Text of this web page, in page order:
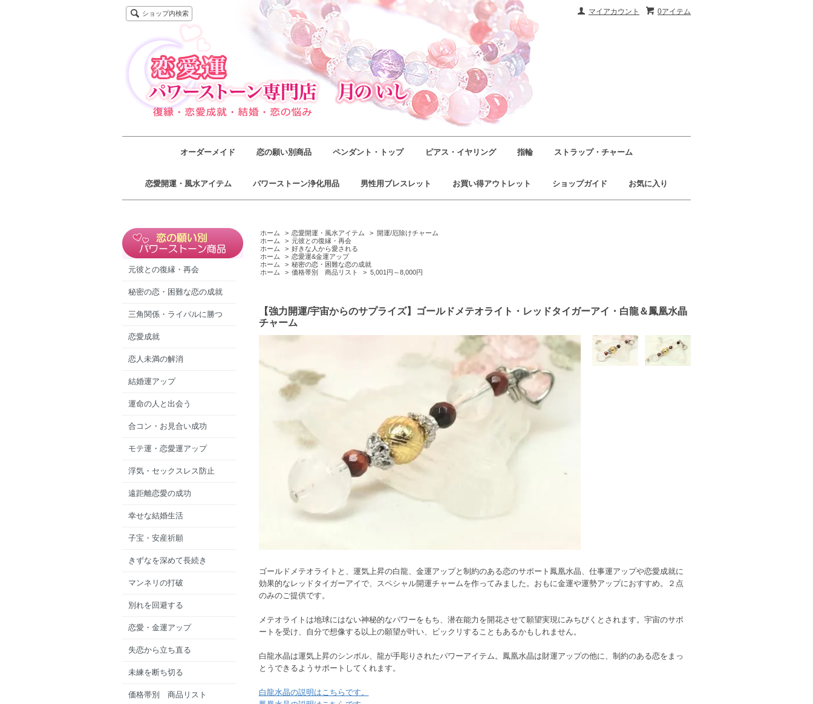
0アイテム
マイアカウント
ショップ内検索
オーダーメイド 恋の願い別商品 ペンダント・トップ ピアス・イヤリング 指輪 ストラップ・チャーム
恋愛開運・風水アイテム パワーストーン浄化用品 男性用ブレスレット お買い得アウトレット ショップガイド お気に入り
元彼との復縁・再会
秘密の恋・困難な恋の成就
三角関係・ライバルに勝つ
恋愛成就
恋人未満の解消
結婚運アップ
運命の人と出会う
合コン・お見合い成功
モテ運・恋愛運アップ
浮気・セックスレス防止
遠距離恋愛の成功
幸せな結婚生活
子宝・安産祈願
きずなを深めて長続き
マンネリの打破
別れを回避する
恋愛・金運アップ
失恋から立ち直る
未練を断ち切る
価格帯別 商品リスト
ホーム > 恋愛開運・風水アイテム > 開運/厄除けチャーム
ホーム
> 元彼との復縁・再会
ホーム
> 好きな人から愛される
ホーム
> 恋愛運&金運アップ
ホーム
> 秘密の恋・困難な恋の成就
ホーム
> 価格帯別 商品リスト > 5,001円～8,000円
【強力開運/宇宙からのサプライズ】ゴールドメテオライト・レッドタイガーアイ・白龍＆鳳凰水晶
チャーム
ゴールドメテオライトと、運気上昇の白龍、金運アップと制約のある恋のサポート鳳凰水晶、仕事運アップや恋愛成就に
効果的なレッドタイガーアイで、スペシャル開運チャームを作ってみました。おもに金運や運勢アップにおすすめ。２点
のみのご提供です。
メテオライトは地球にはない神秘的なパワーをもち、潜在能力を開花させて願望実現にみちびくとされます。宇宙のサポ
ートを受け、自分で想像する以上の願望が叶い、ビックリすることもあるかもしれません。
白龍水晶は運気上昇のシンボル、龍が手彫りされたパワーアイテム。鳳凰水晶は財運アップの他に、制約のある恋をまっ
とうできるようサポートしてくれます。
白龍水晶の説明はこちらです。